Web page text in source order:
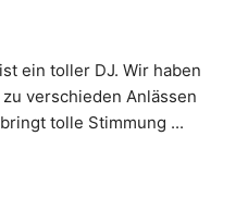
ein toller DJ. Wir haben
verschieden Anlässen
tolle Stimmung